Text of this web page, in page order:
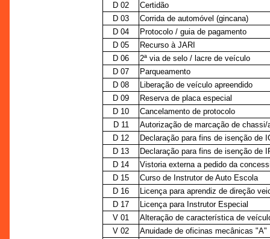
D 02
Certidão
D 03
Corrida de automóvel (gincana)
D 04
Protocolo / guia de pagamento
D 05
Recurso à JARI
D 06
2ª via de selo / lacre de veículo
D 07
Parqueamento
D 08
Liberação de veículo apreendido
D 09
Reserva de placa especial
D 10
Cancelamento de protocolo
D 11
Autorização de marcação de chassi/
D 12
Declaração para fins de isenção de
D 13
Declaração para fins de isenção de
D 14
Vistoria externa a pedido da
D 15
Curso de Instrutor de Auto Escola
D 16
Licença para aprendiz de direção
D 17
Licença para Instrutor Especial
V 01
Alteração de característica de
V 02
Anuidade de oficinas mecânicas "A"